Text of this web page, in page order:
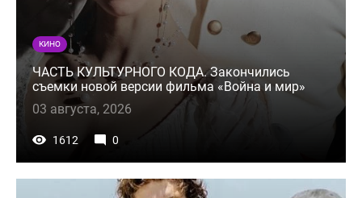
КИНО
ЧАСТЬ КУЛЬТУРНОГО КОДА. Закончились
съемки новой версии фильма «Война и мир»
03 августа, 2026
1612 0